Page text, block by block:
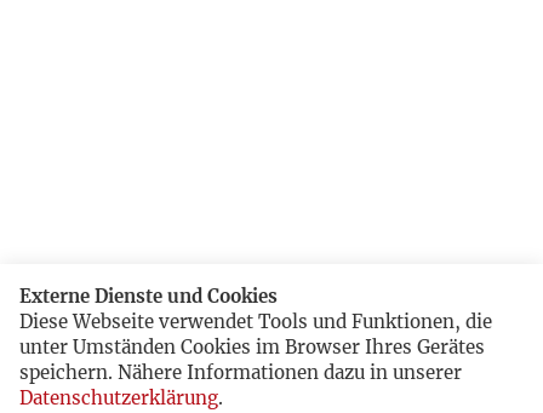
Externe Dienste und Cookies
Diese Webseite verwendet Tools und Funktionen, die
unter Umständen Cookies im Browser Ihres Gerätes
speichern. Nähere Informationen dazu in unserer
Datenschutzerklärung.